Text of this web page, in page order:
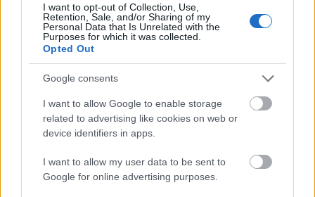
I want to opt-out of Collection, Use,
Retention, Sale, and/or Sharing of my
Personal Data that Is Unrelated with the
Purposes for which it was collected.
Opted Out
Google consents
I want to allow Google to enable storage
related to advertising like cookies on web or
device identifiers in apps.
I want to allow my user data to be sent to
Google for online advertising purposes.
6. Marturie nunta - Masca venetiana